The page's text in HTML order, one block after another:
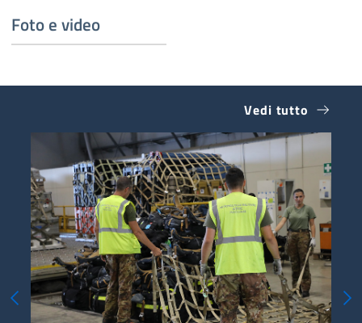
Foto e video
Vedi tutto
Terremoto in Venezuela 2026